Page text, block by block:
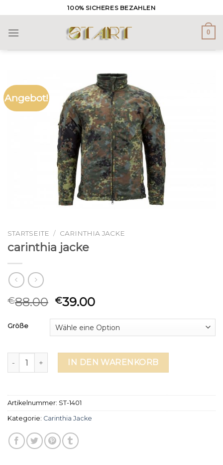
to
content
100% SICHERES BEZAHLEN
0
Angebot!
STARTSEITE / CARINTHIA JACKE
carinthia jacke
€88.00 €39.00
Größe
carinthia jacke MengeIN DEN WARENKORB
Artikelnummer: ST-1401
Kategorie: Carinthia Jacke